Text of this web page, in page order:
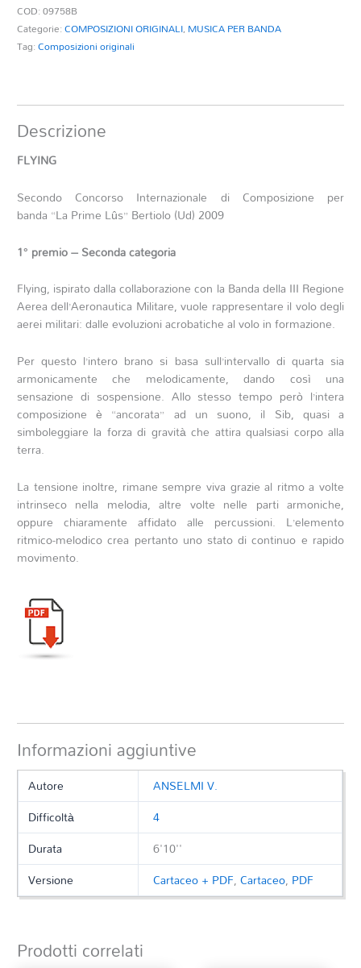
COD:09758B
Categorie:COMPOSIZIONI ORIGINALI, MUSICA PER BANDA
Tag:Composizioni originali
Descrizione
FLYING
Secondo Concorso Internazionale di Composizione per
banda “La Prime Lûs” Bertiolo (Ud) 2009
1° premio – Seconda categoria
Flying, ispirato dalla collaborazione con la Banda della III Regione
Aerea dell’Aeronautica Militare, vuole rappresentare il volo degli
aerei militari: dalle evoluzioni acrobatiche al volo in formazione.
Per questo l’intero brano si basa sull’intervallo di quarta sia
armonicamente che melodicamente, dando così una
sensazione di sospensione. Allo stesso tempo però l’intera
composizione è “ancorata” ad un suono, il Sib, quasi a
simboleggiare la forza di gravità che attira qualsiasi corpo alla
terra.
La tensione inoltre, rimane sempre viva grazie al ritmo a volte
intrinseco nella melodia, altre volte nelle parti armoniche,
oppure chiaramente affidato alle percussioni. L’elemento
ritmico-melodico crea pertanto uno stato di continuo e rapido
movimento.
Informazioni aggiuntive
Autore
ANSELMI V.
Difficoltà
4
Durata
6'10''
Versione
Cartaceo + PDF,Cartaceo, PDF
Prodotti correlati